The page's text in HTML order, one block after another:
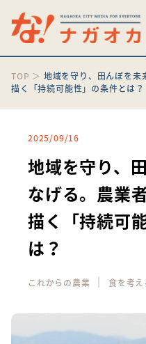
TOP ＞ 地域を守り、田んぼを未
描く「持続可能性」の条件とは？
2025/09/16
地域を守り、
なげる。農業
描く「持続可
は？
これからの農業 ｜食を考え